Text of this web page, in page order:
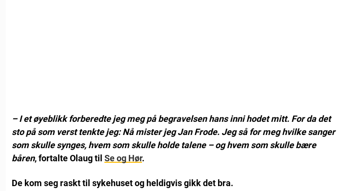
– I et øyeblikk forberedte jeg meg på begravelsen hans inni hodet mitt. For da det
sto på som verst tenkte jeg: Nå mister jeg Jan Frode. Jeg så for meg hvilke sanger
som skulle synges, hvem som skulle holde talene – og hvem som skulle bære
båren, fortalte Olaug til Se og Hør.
De kom seg raskt til sykehuset og heldigvis gikk det bra.